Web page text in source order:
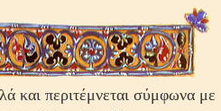
και περιτέμνεται σύμφωνα με